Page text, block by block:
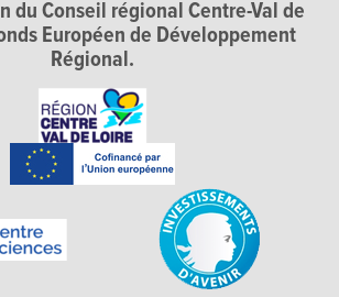
du Conseil régional Centre-Val de
Européen de Développement
Régional.